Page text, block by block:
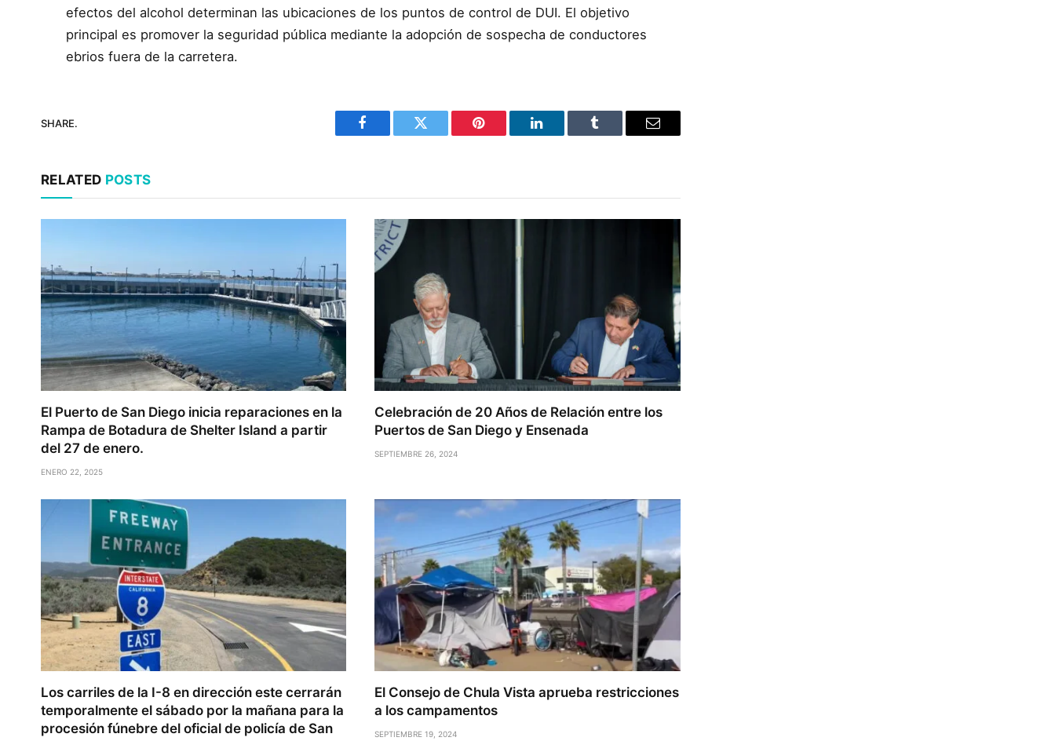
efectos del alcohol determinan las ubicaciones de los puntos de control de DUI. El objetivo
principal es promover la seguridad pública mediante la adopción de sospecha de conductores
ebrios fuera de la carretera.
SHARE.
Facebook Twitter Pinterest LinkedIn Tumblr Email
RELATED POSTS
El Puerto de San Diego inicia reparaciones en la
Rampa de Botadura de Shelter Island a partir
del 27 de enero.
ENERO 22, 2025
Celebración de 20 Años de Relación entre los
Puertos de San Diego y Ensenada
SEPTIEMBRE 26, 2024
Los carriles de la I-8 en dirección este cerrarán
temporalmente el sábado por la mañana para la
procesión fúnebre del oficial de policía de San
El Consejo de Chula Vista aprueba restricciones
a los campamentos
SEPTIEMBRE 19, 2024